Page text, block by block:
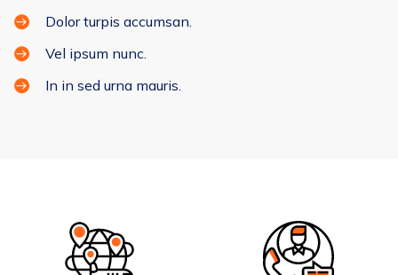
Dolor turpis accumsan.
Vel ipsum nunc.
In in sed urna mauris.